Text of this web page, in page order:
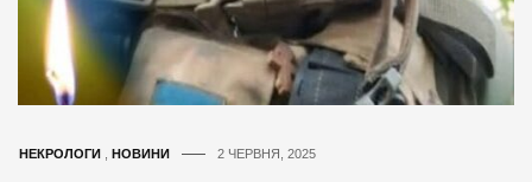
НЕКРОЛОГИ НОВИНИ 2 ЧЕРВНЯ, 2025